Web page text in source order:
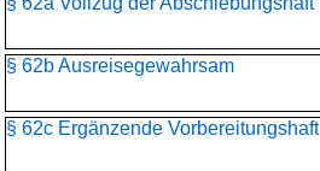
§ 62b Ausreisegewahrsam
§ 62c Ergänzende Vorbereitungshaft